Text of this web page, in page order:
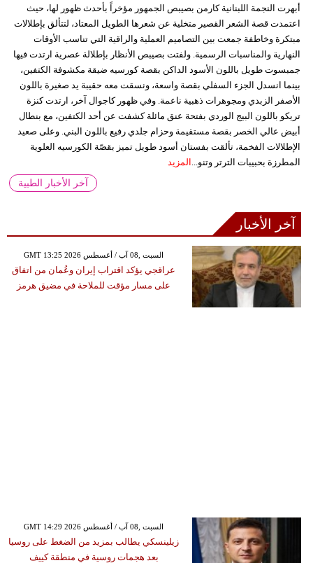
أبهرت النجمة اللبنانية كارمن بصيبص الجمهور مؤخراً بأحدث ظهور لها، حيث
اعتمدت قصة الشعر القصير متخلية عن شعرها الطويل المعتاد، لتتألق بإطلالات
مبتكرة وخاطفة جمعت بين التصاميم العملية والراقية التي تناسب الأوقات
النهارية والمناسبات الرسمية. ولفتت بصيبص الأنظار بإطلالة عصرية ارتدت فيها
جمبسوت طويل باللون الأسود الداكن بقصة كورسيه ضيقة مكشوفة الكتفين،
بينما انسدل الجزء السفلي بقصة واسعة، ونسقت معه حقيبة يد صغيرة باللون
الأصفر الزبدي ومجوهرات ذهبية ناعمة. وفي ظهور كاجوال آخر، ارتدت كنزة
تريكو باللون البيج الوردي بفتحة عنق مائلة كشفت عن أحد الكتفين، مع بنطال
أبيض عالي الخصر بقصة مستقيمة وحزام جلدي رفيع باللون البني. وعلى صعيد
الإطلالات الفخمة، تألقت بفستان أسود طويل تميز بقصّة الكورسيه العلوية
المطرزة بحبيبات الترتر وتنو...
المزيد
آخر الأخبار الطبية
آخر الأخبار
GMT 13:25 2026 السبت ,08 آب / أغسطس
عراقجي يؤكد اقتراب إيران وعُمان من اتفاق
على مسار مؤقت للملاحة في مضيق هرمز
GMT 14:29 2026 السبت ,08 آب / أغسطس
زيلينسكي يطالب بمزيد من الضغط على روسيا
بعد هجمات روسية في منطقة كييف